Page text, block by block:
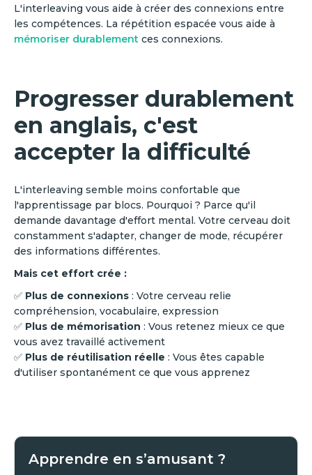
L'interleaving vous aide à créer des connexions entre
les compétences. La répétition espacée vous aide à
mémoriser durablement ces connexions.
Progresser durablement
en anglais, c'est
accepter la difficulté
L'interleaving semble moins confortable que
l'apprentissage par blocs. Pourquoi ? Parce qu'il
demande davantage d'effort mental. Votre cerveau doit
constamment s'adapter, changer de mode, récupérer
des informations différentes.
Mais cet effort crée :
✅ Plus de connexions : Votre cerveau relie
compréhension, vocabulaire, expression
✅ Plus de mémorisation : Vous retenez mieux ce que
vous avez travaillé activement
✅ Plus de réutilisation réelle : Vous êtes capable
d'utiliser spontanément ce que vous apprenez
Apprendre en s’amusant ?